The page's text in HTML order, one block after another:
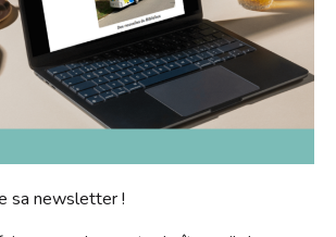
langues
sa newsletter !